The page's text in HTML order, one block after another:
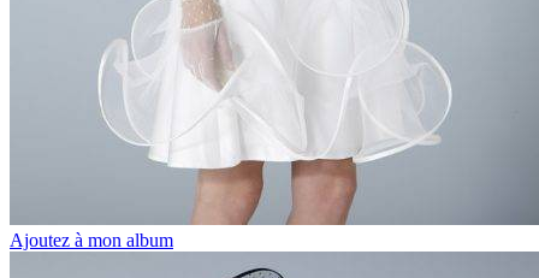
Ajoutez à mon album